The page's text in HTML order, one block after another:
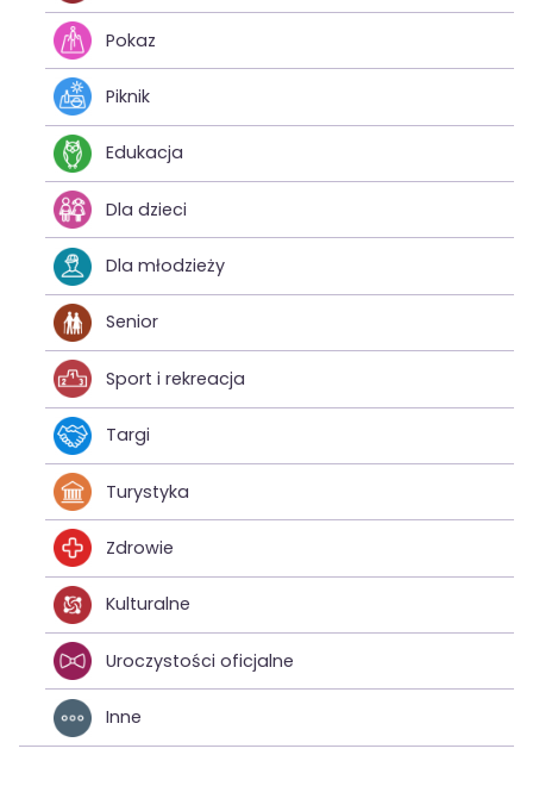
Pokaz
Piknik
Edukacja
Dla dzieci
Dla młodzieży
Senior
Sport i rekreacja
Targi
Turystyka
Zdrowie
Kulturalne
Uroczystości oficjalne
Inne